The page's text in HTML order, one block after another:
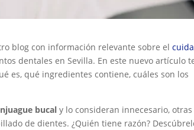
blog con información relevante sobre el
dentales en Sevilla. En este nuevo artículo
es, qué ingredientes contiene, cuáles son los
bucal y lo consideran innecesario, otras
de dientes. ¿Quién tiene razón?